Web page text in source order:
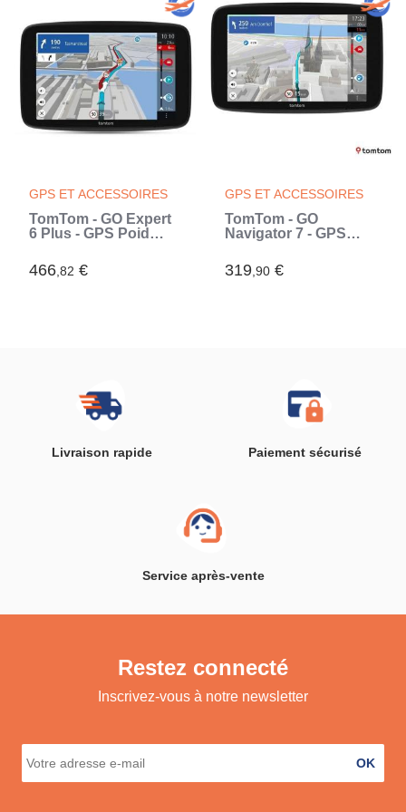
GPS ET ACCESSOIRES
TomTom - GO Expert
6 Plus - GPS Poid
Planification de
Parcours - TomTom
466,82 €
GPS ET ACCESSOIRES
TomTom - GO
Navigator 7 - GPS
TomTom Traffic -
Fixation Magnétique -
319,90 €
Livraison rapide Paiement sécurisé
Service après-vente
Restez connecté
Inscrivez-vous à notre newsletter
OK